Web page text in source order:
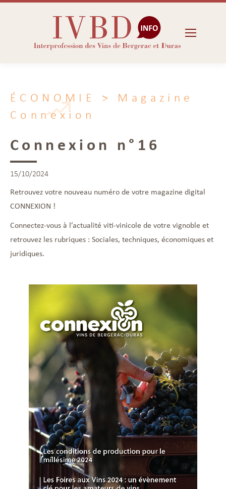
ÉCONOMIE
> Magazine
Connexion
Connexion n°16
15/10/2024
Retrouvez votre nouveau numéro de votre magazine digital
CONNEXION !
Connectez-vous à l’actualité viti-vinicole de votre vignoble et
retrouvez les rubriques : Sociales, techniques, économiques et
juridiques.